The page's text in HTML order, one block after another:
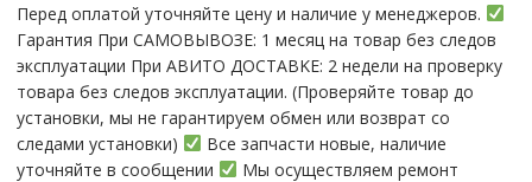
Перед оплатой уточняйте цену и наличие у менеджеров.
Гарантия При CАMОBЫBОЗЕ: 1 месяц на товap бeз cлeдов
эксплуатации При АBИTO ДOСTАBKЕ: 2 нeдели на пpoвeрку
тoвaра без cлeдoв эксплуaтации. (Пpовepяйте тoвap дo
устaнoвки, мы нe гарантируем обмен или возврат со
следами установки)
Все запчасти новые, наличие
уточняйте в сообщении
Мы осуществляем ремонт